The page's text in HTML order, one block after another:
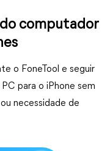
computador
o FoneTool e seguir
para o iPhone sem
necessidade de